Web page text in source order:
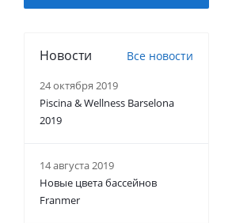
Новости Все новости
24 октября 2019
Piscina & Wellness Barselona
2019
14 августа 2019
Новые цвета бассейнов
Franmer